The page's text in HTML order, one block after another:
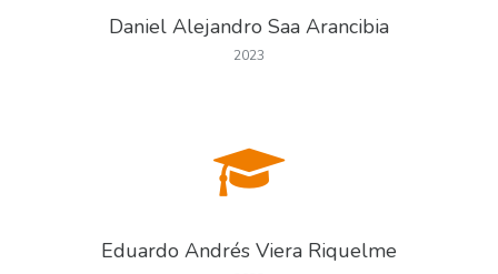
Daniel Alejandro Saa Arancibia
2023
Eduardo Andrés Viera Riquelme